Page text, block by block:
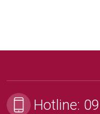
Hotline: